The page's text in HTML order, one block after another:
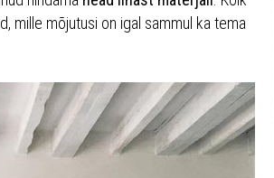
mille mõjutusi on igal sammul ka tema